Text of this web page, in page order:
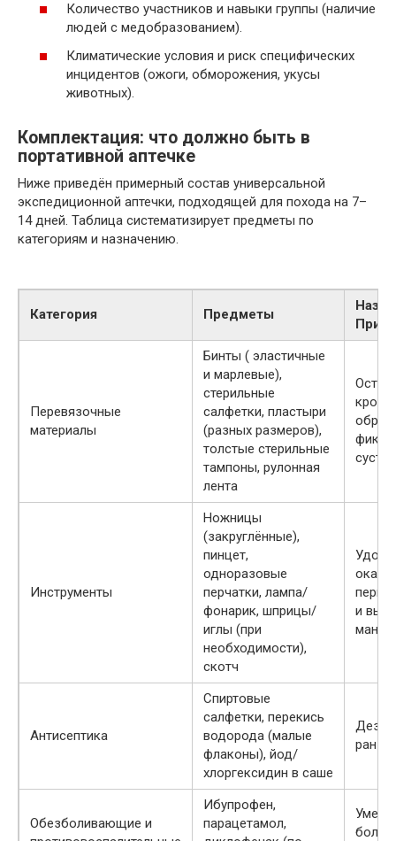
Количество участников и навыки группы (наличие
людей с медобразованием).
Климатические условия и риск специфических
инцидентов (ожоги, обморожения, укусы
животных).
Комплектация: что должно быть в
портативной аптечке
Ниже приведён примерный состав универсальной
экспедиционной аптечки, подходящей для похода на 7–
14 дней. Таблица систематизирует предметы по
категориям и назначению.
Категория Предметы
Перевязочные
материалы
Бинты ( эластичные
и марлевые),
стерильные
салфетки, пластыри
(разных размеров),
толстые стерильные
тампоны, рулонная
лента
Инструменты
Ножницы
(закруглённые),
пинцет,
одноразовые
перчатки, лампа/
фонарик, шприцы/
иглы (при
необходимости),
скотч
и
Антисептика
Спиртовые
салфетки, перекись
водорода (малые
флаконы), йод/
хлоргексидин в саше
ран
Обезболивающие и
Ибупрофен,
парацетамол,
боли и